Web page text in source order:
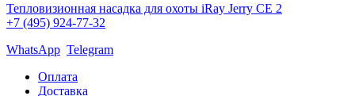
Тепловизионная насадка для охоты iRay Jerry CE 2
+7 (495) 924-77-32
WhatsApp Telegram
Оплата
Доставка